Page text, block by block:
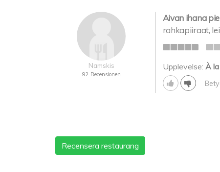
Namskis
92 Recensionen
Aivan ihana
rahkapiiraat,
Upplevelse: À
Recensera restaurang